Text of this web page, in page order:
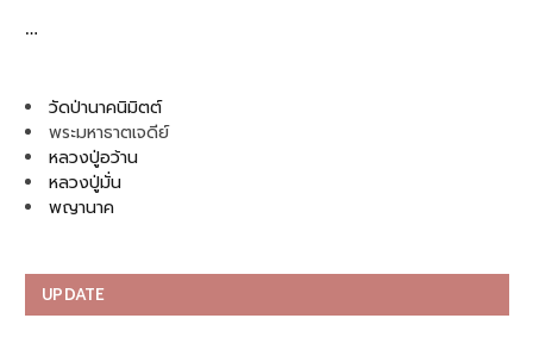
…
วัดป่านาคนิมิตต์
พระมหาธาตเจดีย์
หลวงปู่อว้าน
หลวงปู่มั่น
พญานาค
UPDATE